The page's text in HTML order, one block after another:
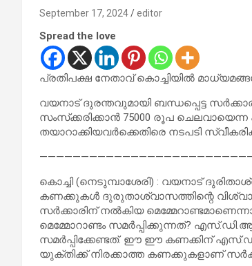
September 17, 2024 editor
Spread the love
പ്രതിപക്ഷ നേതാവ് കൊച്ചിയില്‍
വയനാട് ദുരന്തവുമായി ബന്ധപ്പെട്ട
സംസ്‌ക്കരിക്കാന്‍ 75000 രൂപ
തയാറാക്കിയവര്‍ക്കെതിരെ നടപടി
കൊച്ചി (നെടുമ്പാശേരി) : വയനാട്
കണക്കുകള്‍ ദുരുതാശ്വാസത്തിന്റെ
സര്‍ക്കാരിന് നല്‍കിയ
മെമ്മോറാണ്ടം സമര്‍പ്പിക്കുന്നത്?
സമര്‍പ്പിക്കേണ്ടത്. ഈ ഈ കണക്കിന്
യുക്തിക്ക് നിരക്കാത്ത കണക്കുകളാണ്